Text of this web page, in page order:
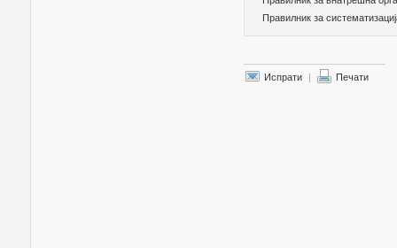
Правилник за
Испрати | Печати